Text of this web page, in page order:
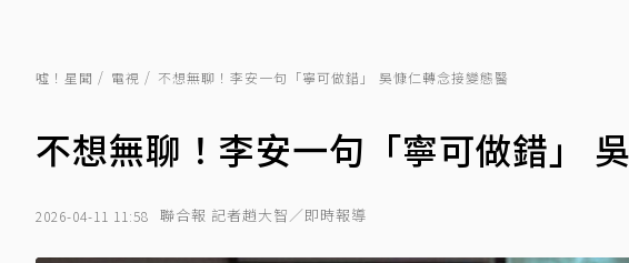
噓！星聞 電視 不想無聊！李安一句「寧可做錯」 吳慷仁轉念接變態醫
不想無聊！李安一句「寧可做錯」
2026-04-11 11:58 聯合報 記者趙大智／即時報導